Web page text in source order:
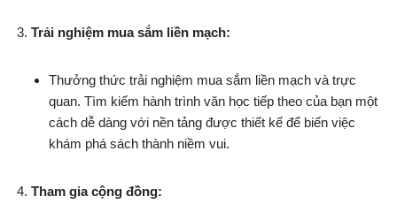
Trải nghiệm mua sắm liền mạch:
Thưởng thức trải nghiệm mua sắm liền mạch và trực
quan. Tìm kiếm hành trình văn học tiếp theo của bạn một
cách dễ dàng với nền tảng được thiết kế để biến việc
khám phá sách thành niềm vui.
Tham gia cộng đồng: